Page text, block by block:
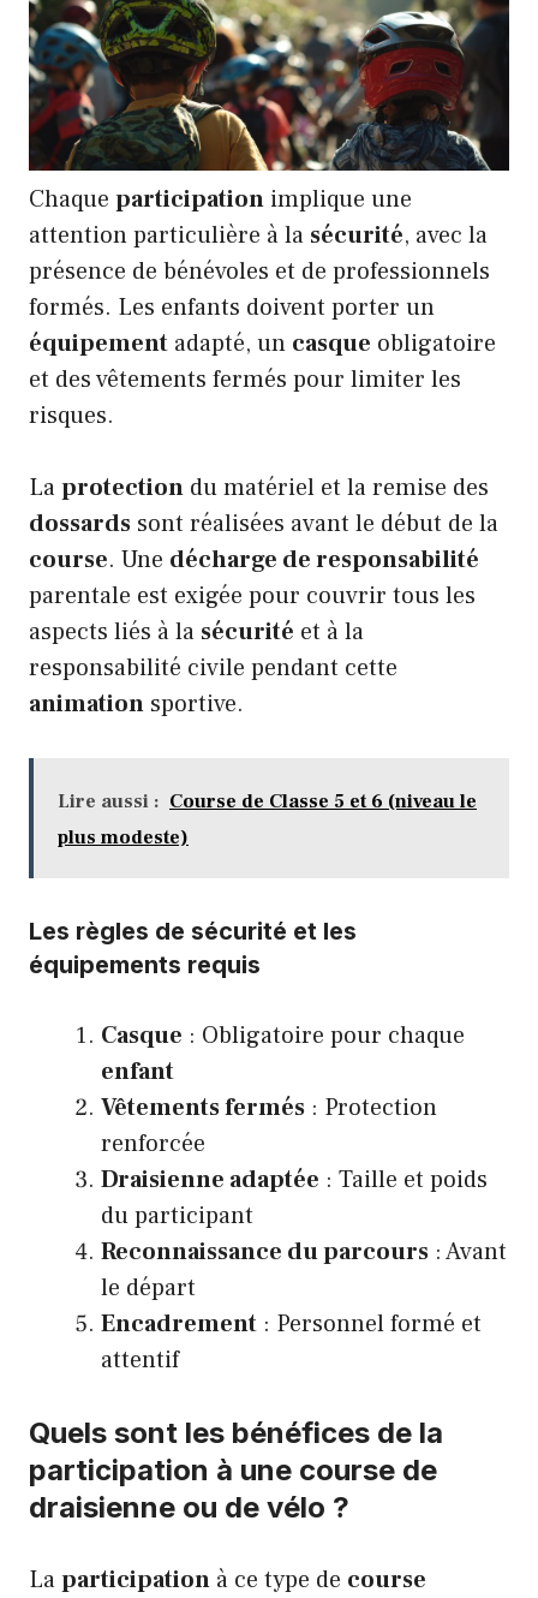
Chaque participation implique une
attention particulière à la sécurité, avec la
présence de bénévoles et de professionnels
formés. Les enfants doivent porter un
équipement adapté, un casque obligatoire
et des vêtements fermés pour limiter les
risques.
Laprotection du matériel et la remise des
dossards sont réalisées avant le début de la
course. Une décharge de responsabilité
parentale est exigée pour couvrir tous les
aspects liés à la sécurité et à la
responsabilité civile pendant cette
animation sportive.
Lire aussi : Course de Classe 5 et 6 (niveau le
plus modeste)
Les règles de sécurité et les
équipements requis
Casque : Obligatoire pour chaque
enfant
Vêtements fermés : Protection
renforcée
Draisienne adaptée : Taille et poids
du participant
Reconnaissance du parcours : Avant
le départ
Encadrement : Personnel formé et
attentif
Quels sont les bénéfices de la
participation à une course de
draisienne ou de vélo ?
Laparticipation à ce type de course